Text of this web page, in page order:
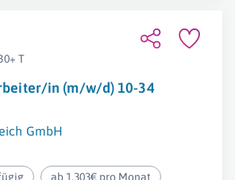
T
in (m/w/d) 10-34
GmbH
ab 1.303€ pro Monat